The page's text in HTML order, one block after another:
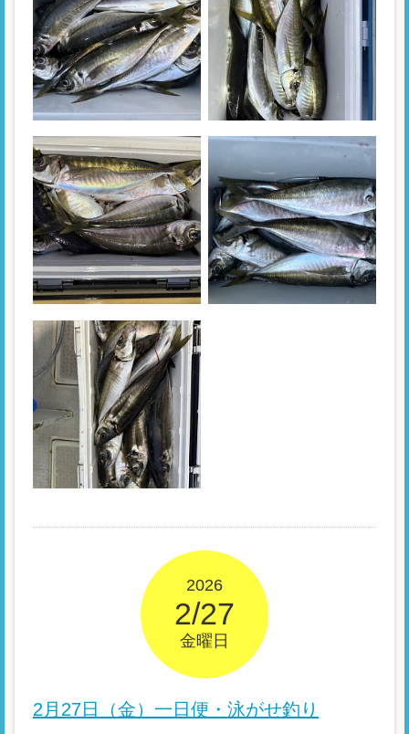
2026
2/27
金曜日
2月27日（金）一日便・泳がせ釣り